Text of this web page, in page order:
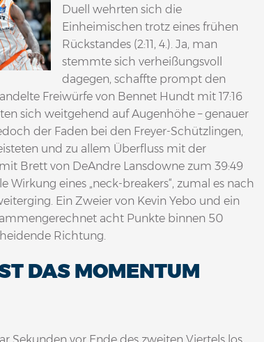
Duell wehrten sich die
Einheimischen trotz eines frühen
Rückstandes (2:11, 4.). Ja, man
stemmte sich verheißungsvoll
dagegen, schaffte prompt den
Freiwürfe von Bennet Hundt mit 17:16
sich weitgehend auf Augenhöhe – genauer
der Faden bei den Freyer-Schützlingen,
und zu allem Überfluss mit der
Brett von DeAndre Lansdowne zum 39:49
Wirkung eines „neck-breakers“, zumal es nach
Ein Zweier von Kevin Yebo und ein
acht Punkte binnen 50
Richtung.
DAS MOMENTUM